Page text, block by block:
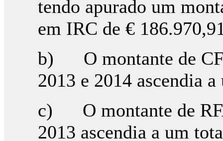
tendo apurado um
em IRC de €
b) O montante de
2013 e 2014 ascendia
c) O montante de
2013 ascendia a um